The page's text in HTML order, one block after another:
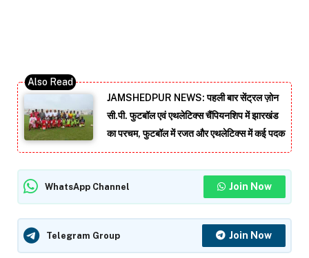
JAMSHEDPUR NEWS: पहली बार सेंट्रल ज़ोन
सी.पी. फुटबॉल एवं एथलेटिक्स चैंपियनशिप में झारखंड
का परचम, फुटबॉल में रजत और एथलेटिक्स में कई पदक
WhatsApp Channel Join Now
Telegram Group Join Now